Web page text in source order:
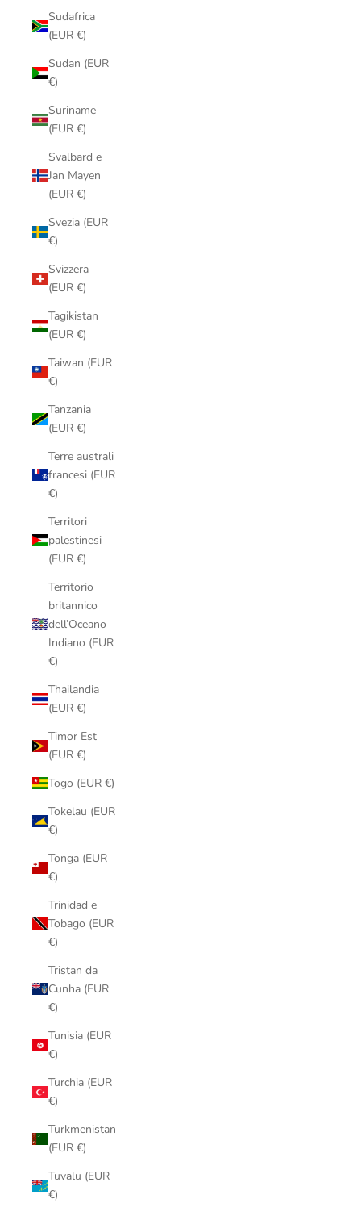
Sudafrica
(EUR €)
Sudan (EUR
€)
Suriname
(EUR €)
Svalbard e
Jan Mayen
(EUR €)
Svezia (EUR
€)
Svizzera
(EUR €)
Tagikistan
(EUR €)
Taiwan (EUR
€)
Tanzania
(EUR €)
Terre australi
francesi (EUR
€)
Territori
palestinesi
(EUR €)
Territorio
britannico
dell’Oceano
Indiano (EUR
€)
Thailandia
(EUR €)
Timor Est
(EUR €)
Togo (EUR €)
Tokelau (EUR
€)
Tonga (EUR
€)
Trinidad e
Tobago (EUR
€)
Tristan da
Cunha (EUR
€)
Tunisia (EUR
€)
Turchia (EUR
€)
Turkmenistan
(EUR €)
Tuvalu (EUR
€)